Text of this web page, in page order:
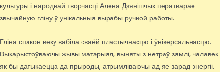
культуры і народнай творчасці Алена Дзянішчык ператварае
звычайную гліну ў унікальныя вырабы ручной работы.
Гліна спакон веку вабіла сваёй пластычнасцю і ўніверсальнасцю.
Выкарыстоўваючы жывы матэрыял, выняты з нетраў зямлі, чалавек
як бы датыкаецца да прыроды, атрымліваючы ад яе зарад энергіі.